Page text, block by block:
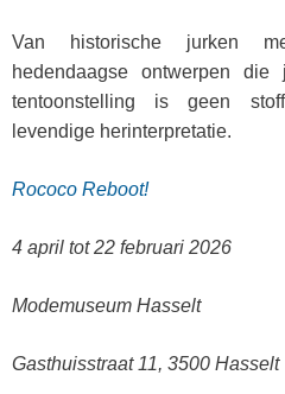
Van historische jurken
hedendaagse ontwerpen
tentoonstelling is geen
levendige herinterpretatie.
Rococo Reboot!
4 april tot 22 februari 2026
Modemuseum Hasselt
Gasthuisstraat 11, 3500 Hasselt